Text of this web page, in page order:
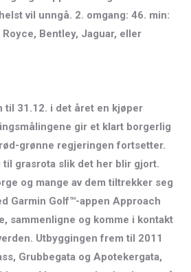
vil unngå. 2. omgang: 46. min:
Bentley, Jaguar, eller
til 31.12. i det året en kjøper
gir et klart borgerlig
grønne regjeringen fortsetter.
grasrota slik det her blir gjort.
og mange av dem tiltrekker seg
Garmin Golf™-appen Approach
sammenligne og komme i kontakt
Utbyggingen frem til 2011
Grubbegata og Apotekergata,